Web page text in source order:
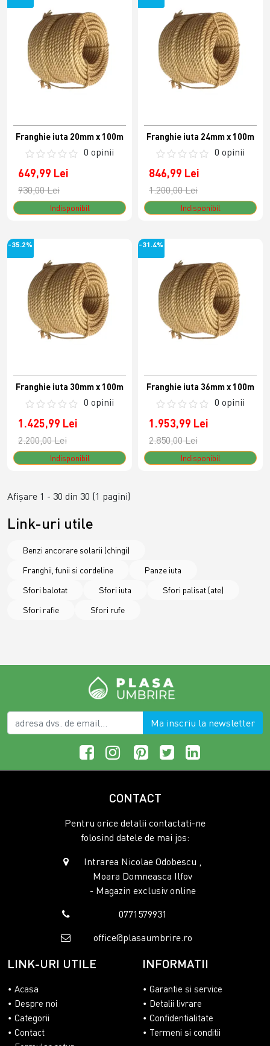
Franghie iuta 20mm x 100m
0 opinii
649,99 Lei
930,00 Lei
Indisponibil
Franghie iuta 24mm x 100m
0 opinii
846,99 Lei
1.200,00 Lei
Indisponibil
-35.2%
Franghie iuta 30mm x 100m
0 opinii
1.425,99 Lei
2.200,00 Lei
Indisponibil
-31.4%
Franghie iuta 36mm x 100m
0 opinii
1.953,99 Lei
2.850,00 Lei
Indisponibil
Afişare 1 - 30 din 30 (1 pagini)
Link-uri utile
Benzi ancorare solarii (chingi)
Franghii, funii si cordeline
Panze iuta
Sfori balotat
Sfori iuta
Sfori palisat (ate)
Sfori rafie
Sfori rufe
Ma inscriu la newsletter
CONTACT
Pentru orice detalii contactati-ne
folosind datele de mai jos:
Intrarea Nicolae Odobescu ,
Moara Domneasca Ilfov
- Magazin exclusiv online
0771579931
office@plasaumbrire.ro
LINK-URI UTILE
Acasa
Despre noi
Categorii
Contact
INFORMATII
Garantie si service
Detalii livrare
Confidentialitate
Termeni si conditii